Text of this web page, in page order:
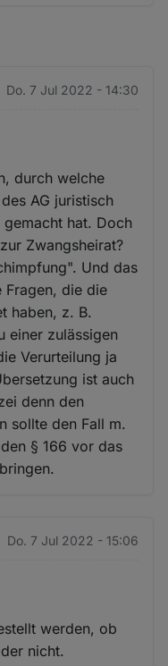
Do. 7 Jul 2022 - 14:30
durch welche
AG juristisch
hat. Doch
Zwangsheirat?
Und das
Fragen, die die
haben, z. B.
einer zulässigen
Verurteilung ja
ist auch
denn den
sollte den Fall m.
§ 166 vor das
Do. 7 Jul 2022 - 15:06
werden, ob
nicht.